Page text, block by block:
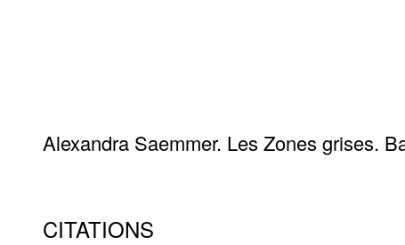
Alexandra Saemmer. Les Zones grises.
CITATIONS